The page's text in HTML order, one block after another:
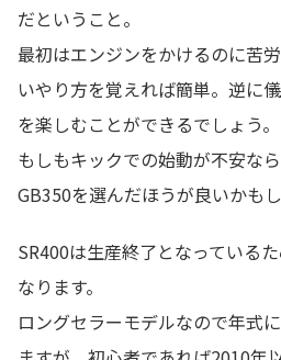
だということ。
最初はエンジンをかけるのに苦
いやり方を覚えれば簡単。逆に
を楽しむことができるでしょう。
もしもキックでの始動が不安な
GB350を選んだほうが良いかもし
SR400は生産終了となっている
なります。
ロングセラーモデルなので年式